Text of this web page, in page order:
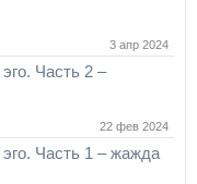
3 апр 2024
Часть 2 –
22 фев 2024
Часть 1 – жажда